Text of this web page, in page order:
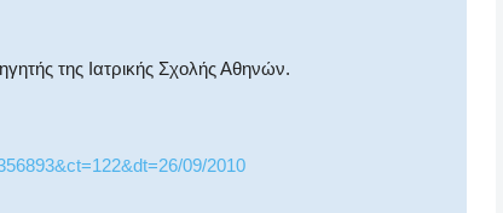
της Ιατρικής Σχολής Αθηνών.
09/2010